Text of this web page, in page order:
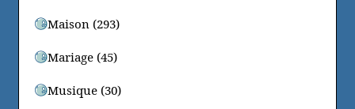
Maison (293)
Mariage (45)
Musique (30)